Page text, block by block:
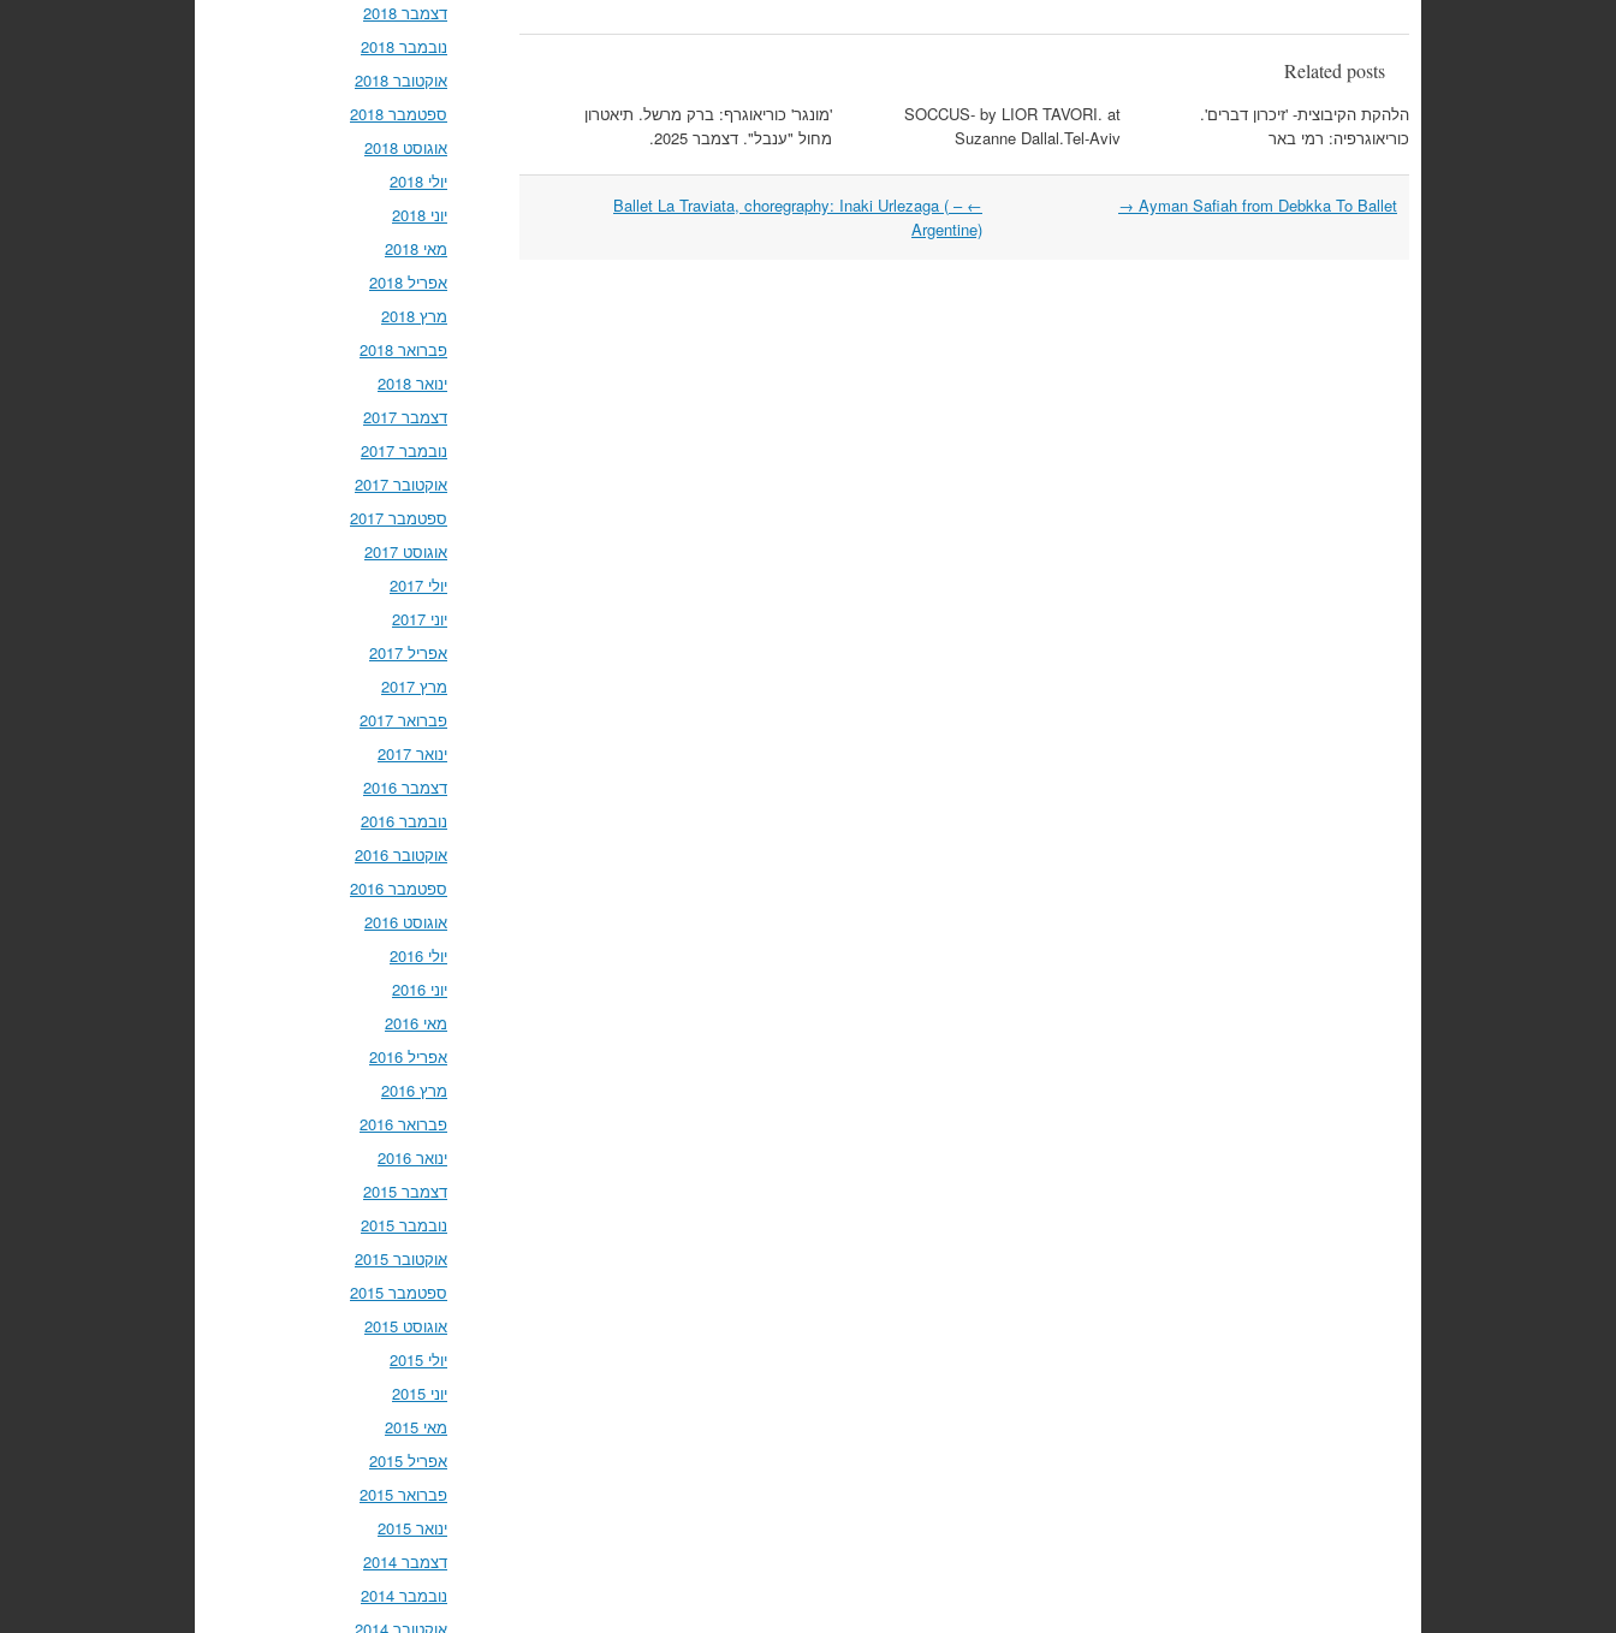
Related posts
הלהקת הקיבוצית- 'זיכרון דברים'.
כוריאוגרפיה: רמי באר
SOCCUS- by LIOR TAVORI. at
Suzanne Dallal.Tel-Aviv
'מונגר' כוריאוגרף: ברק מרשל. תיאטרון
מחול "ענבל". דצמבר 2025.
Post
←
– Ballet La Traviata, choregraphy: Inaki Urlezaga (
Argentine)
Ayman Safiah from Debkka To Ballet
→
דצמבר 2018
נובמבר 2018
אוקטובר 2018
ספטמבר 2018
אוגוסט 2018
יולי 2018
יוני 2018
מאי 2018
אפריל 2018
מרץ 2018
פברואר 2018
ינואר 2018
דצמבר 2017
נובמבר 2017
אוקטובר 2017
ספטמבר 2017
אוגוסט 2017
יולי 2017
יוני 2017
אפריל 2017
מרץ 2017
פברואר 2017
ינואר 2017
דצמבר 2016
נובמבר 2016
אוקטובר 2016
ספטמבר 2016
אוגוסט 2016
יולי 2016
יוני 2016
מאי 2016
אפריל 2016
מרץ 2016
פברואר 2016
ינואר 2016
דצמבר 2015
נובמבר 2015
אוקטובר 2015
ספטמבר 2015
אוגוסט 2015
יולי 2015
יוני 2015
מאי 2015
אפריל 2015
פברואר 2015
ינואר 2015
דצמבר 2014
נובמבר 2014